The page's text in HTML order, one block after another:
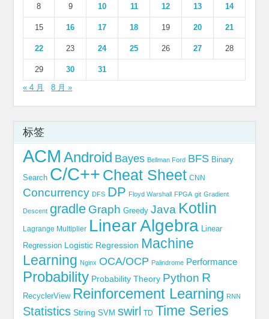
8 9 10 11 12 13 14
15 16 17 18 19 20 21
22 23 24 25 26 27 28
29 30
31
« 4 月
8 月 »
标签
ACM Android Bayes Bellman Ford BFS Binary
Search C/C++ Cheat Sheet CNN
Concurrency DFS DP Floyd Warshall FPGA git Gradient
Descent gradle Graph Greedy Java Kotlin
Lagrange Multiplier Linear Algebra
Linear
Regression Logistic Regression Machine
Learning Nginx OCA/OCP Palindrome Performance
Probability Probability Theory Python R
RecyclerView Reinforcement Learning RNN
Statistics String SVM swirl TD Time Series